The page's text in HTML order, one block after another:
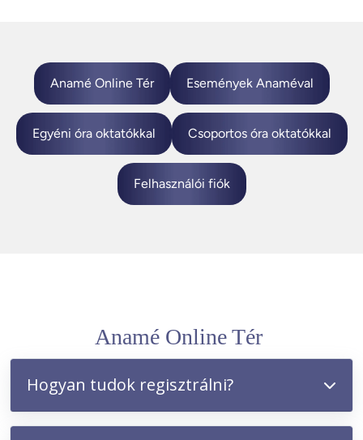
Anamé Online Tér Események Anaméval
Egyéni óra oktatókkal Csoportos óra oktatókkal
Felhasználói fiók
Anamé Online Tér
Hogyan tudok regisztrálni?